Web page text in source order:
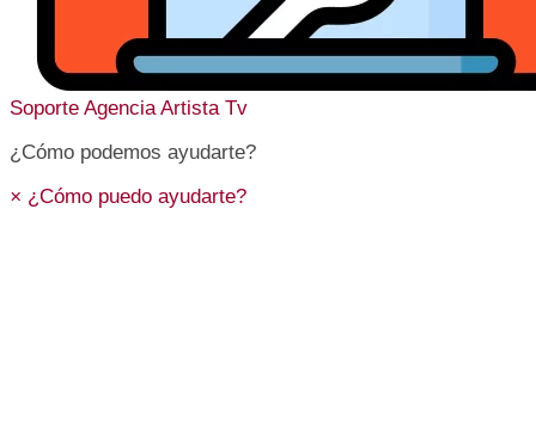
Soporte Agencia Artista Tv
¿Cómo podemos ayudarte?
× ¿Cómo puedo ayudarte?